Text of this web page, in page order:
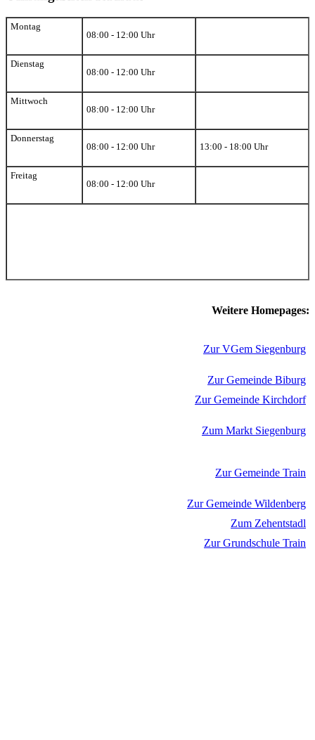
Montag
08:00 - 12:00 Uhr
Dienstag
08:00 - 12:00 Uhr
Mittwoch
08:00 - 12:00 Uhr
Donnerstag
08:00 - 12:00 Uhr
13:00 - 18:00 Uhr
Freitag
08:00 - 12:00 Uhr
Weitere Homepages:
Zur VGem Siegenburg
Zur Gemeinde Biburg
Zur Gemeinde Kirchdorf
Zum Markt Siegenburg
Zur Gemeinde Train
Zur Gemeinde Wildenberg
Zum Zehentstadl
Zur Grundschule Train